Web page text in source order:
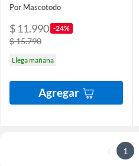
Por Mascotodo
$ 11.990 -24%
$ 15.790
Llega mañana
Agregar
1